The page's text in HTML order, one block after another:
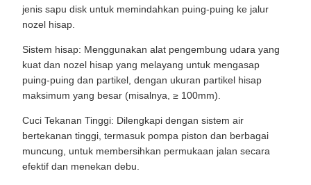
jenis sapu disk untuk memindahkan puing-puing ke jalur
nozel hisap.
Sistem hisap: Menggunakan alat pengembung udara yang
kuat dan nozel hisap yang melayang untuk mengasap
puing-puing dan partikel, dengan ukuran partikel hisap
maksimum yang besar (misalnya, ≥ 100mm).
Cuci Tekanan Tinggi: Dilengkapi dengan sistem air
bertekanan tinggi, termasuk pompa piston dan berbagai
muncung, untuk membersihkan permukaan jalan secara
efektif dan menekan debu.